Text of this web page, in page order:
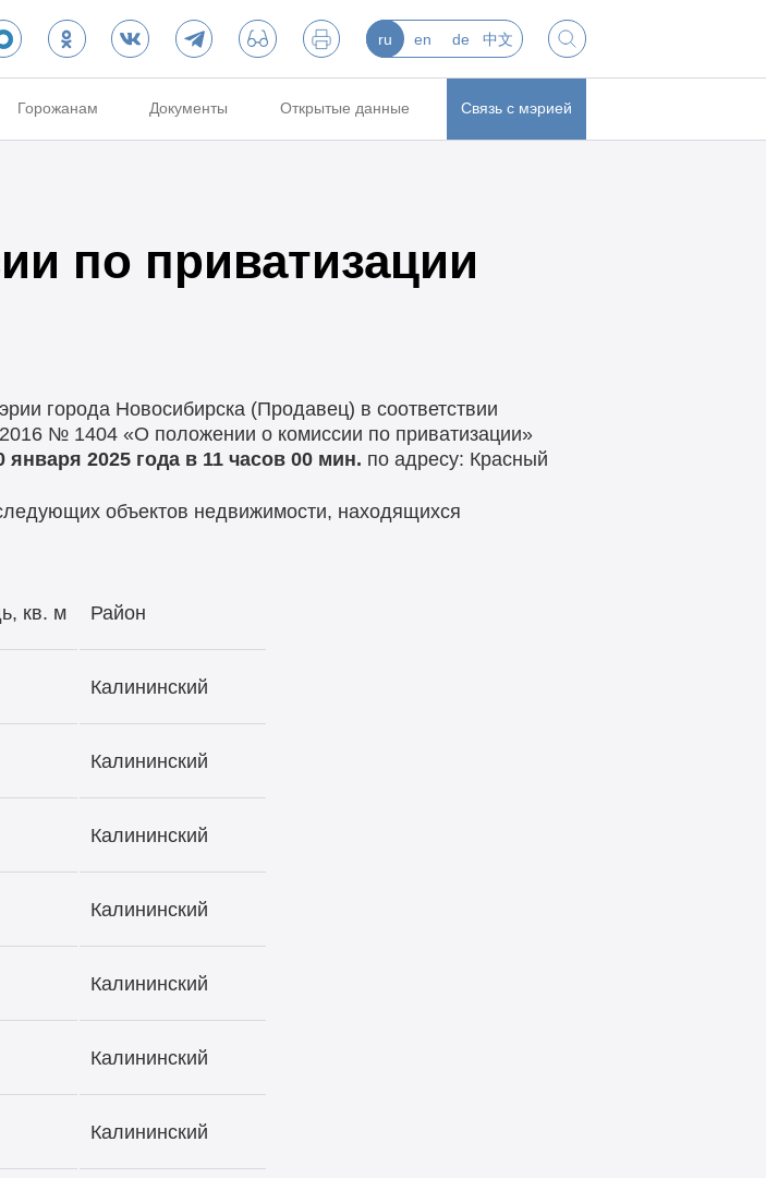
ru en de 中文
Горожанам Документы Открытые данные Связь с мэрией
по приватизации
города Новосибирска (Продавец) в соответствии
№ 1404 «О положении о комиссии по приватизации»
января 2025 года в 11 часов 00 мин. по адресу: Красный
объектов недвижимости, находящихся
кв. м Район
Калининский
Калининский
Калининский
Калининский
Калининский
Калининский
Калининский